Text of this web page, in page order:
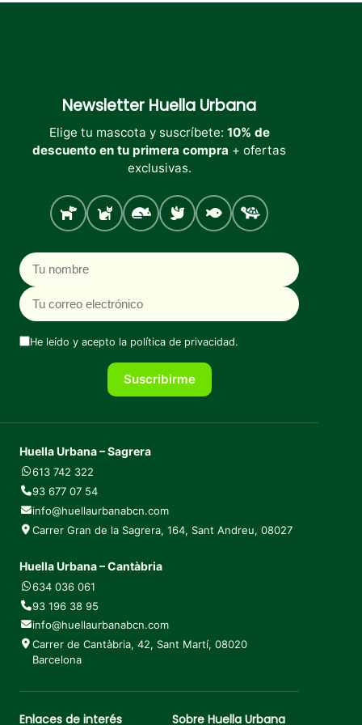
Newsletter Huella Urbana
Elige tu mascota y suscríbete: 10% de
descuento en tu primera compra + ofertas
exclusivas.
Perro Gato Roedores
Aves PecesTortugas
Nombre
Correo electrónico
He leído y acepto la política de privacidad.
Suscribirme
Huella Urbana – Sagrera
613 742 322
93 677 07 54
info@huellaurbanabcn.com
Carrer Gran de la Sagrera, 164, Sant Andreu, 08027
Huella Urbana – Cantàbria
634 036 061
93 196 38 95
info@huellaurbanabcn.com
Carrer de Cantàbria, 42, Sant Martí, 08020
Barcelona
Enlaces de interés Sobre Huella Urbana